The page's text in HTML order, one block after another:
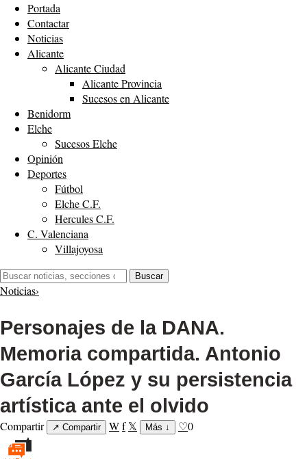
Portada
Contactar
Noticias
Alicante
Alicante Ciudad
Alicante Provincia
Sucesos en Alicante
Benidorm
Elche
Sucesos Elche
Opinión
Deportes
Fútbol
Elche C.F.
Hercules C.F.
C. Valenciana
Villajoyosa
Buscar:
Buscar
Noticias›
Personajes de la DANA.
Memoria compartida. Antonio
García López y su persistencia
artística ante el olvido
Compartir ↗ Compartir Wf 𝕏 Más ↓ ♡0